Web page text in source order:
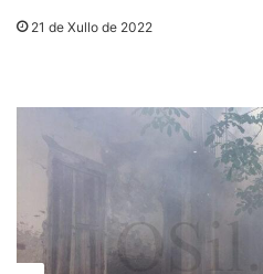
21 de Xullo de 2022